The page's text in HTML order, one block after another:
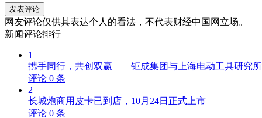
发表评论
网友评论仅供其表达个人的看法，不代表财经中国网立场。
新闻评论排行
1
携手同行，共创双赢——钜成集团与上海电动工具研究
评论 0 条
2
长城炮商用皮卡已到店，10月24日正式上市
评论 0 条